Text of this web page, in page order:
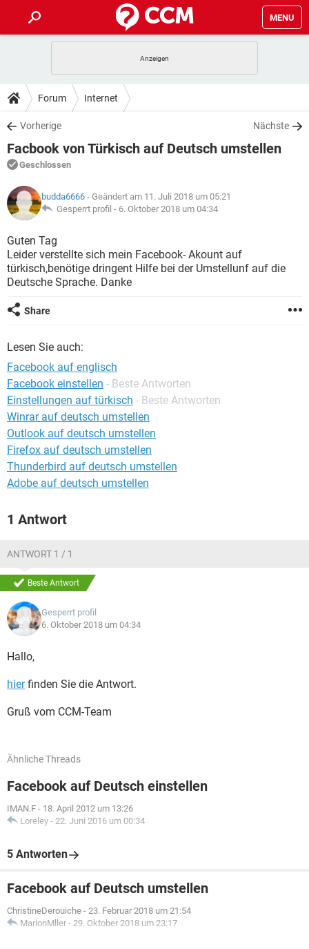
MENU
ANDROID
WINDOWS 10
WHATSAPP TIKTOK
FACEBOOK
TIPPS & TRICKS
SPIELE
WINDOWS 10
WHATSAPP
FACEBOOK HARDWARE
DOWNLOADS
SPIELE STREAMING
ANDROID
WINDOWS 10 INSTAGRAM
WHATSAPP
FACEBOOK
FORUM
SPIELE
ANDROID IOS
WHATSAPP TIKTOK
FACEBOOK
LEXIKON
SPIELE
ANDROID
WINDOWS 10 INSTAGRAM
FACEBOOK
Forum Internet
Vorherige Nächste
Facbook von Türkisch auf Deutsch umstellen
Geschlossen
budda6666 - Geändert am 11. Juli 2018 um 05:21
Gesperrt profil - 6. Oktober 2018 um 04:34
Guten Tag
Leider verstellte sich mein Facebook- Akount auf
türkisch,benötige dringent Hilfe bei der Umstellunf auf die
Deutsche Sprache. Danke
Share
Lesen Sie auch:
Facebook auf englisch
Facebook einstellen - Beste Antworten
Einstellungen auf türkisch - Beste Antworten
Winrar auf deutsch umstellen
Outlook auf deutsch umstellen
Firefox auf deutsch umstellen
Thunderbird auf deutsch umstellen
Adobe auf deutsch umstellen
1 Antwort
ANTWORT 1 / 1
Beste Antwort
Gesperrt profil
6. Oktober 2018 um 04:34
Hallo,
hierfinden Sie die Antwort.
Gruß vom CCM-Team
Ähnliche Threads
Facebook auf Deutsch einstellen
IMAN.F - 18. April 2012 um 13:26
Loreley - 22. Juni 2016 um 00:34
5 Antworten
Facebook auf Deutsch umstellen
ChristineDerouiche - 23. Februar 2018 um 21:54
MarionMller - 29. Oktober 2018 um 23:17